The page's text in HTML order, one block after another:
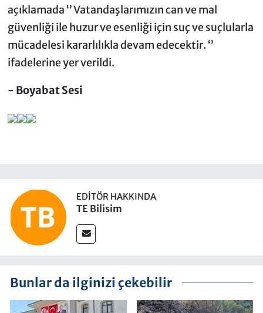
açıklamada ‘’ Vatandaşlarımızın can ve mal
güvenliği ile huzur ve esenliği için suç ve suçlularla
mücadelesi kararlılıkla devam edecektir. ‘’
ifadelerine yer verildi.
- Boyabat Sesi
EDITÖR HAKKINDA
TE Bilisim
Bunlar da ilginizi çekebilir